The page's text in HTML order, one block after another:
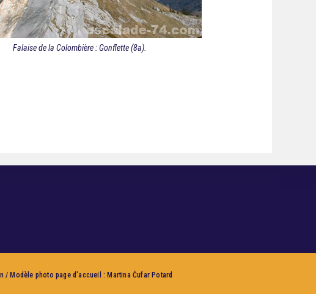
Falaise de la Colombière : Gonflette (8a).
Modèle photo page d'accueil : Martina Čufar Potard